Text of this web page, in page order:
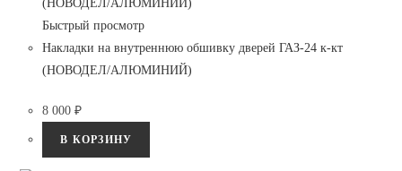
Быстрый просмотр
Накладки на внутреннюю обшивку дверей ГАЗ-24 к-кт
(НОВОДЕЛ/АЛЮМИНИЙ)
8 000₽
В КОРЗИНУ